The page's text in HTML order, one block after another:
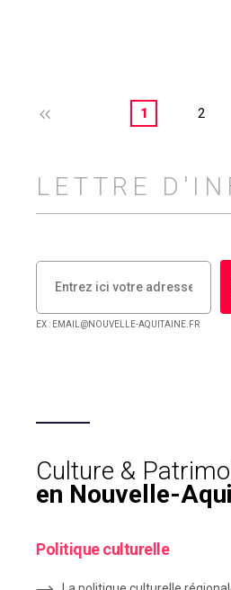
1 2
LETTRE
EX : EMAIL@NOUVELLE-AQUITAINE.FR
Culture &
en Nouvelle-
Politique culturelle